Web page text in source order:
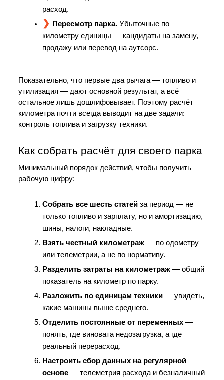
расход.
Пересмотр парка. Убыточные по
километру единицы — кандидаты на замену,
продажу или перевод на аутсорс.
Показательно, что первые два рычага — топливо и
утилизация — дают основной результат, а всё
остальное лишь дошлифовывает. Поэтому расчёт
километра почти всегда выводит на две задачи:
контроль топлива и загрузку техники.
Как собрать расчёт для своего парка
Минимальный порядок действий, чтобы получить
рабочую цифру:
Собрать все шесть статей за период — не
только топливо и зарплату, но и амортизацию,
шины, налоги, накладные.
Взять честный километраж — по одометру
или телеметрии, а не по нормативу.
Разделить затраты на километраж — общий
показатель на километр по парку.
Разложить по единицам техники — увидеть,
какие машины выше среднего.
Отделить постоянные от переменных —
понять, где виновата недозагрузка, а где
реальный перерасход.
Настроить сбор данных на регулярной
основе — телеметрия расхода и безналичный